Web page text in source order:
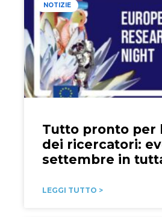
NOTIZIE
Tutto pronto per
dei ricercatori:
settembre in
LEGGI TUTTO >